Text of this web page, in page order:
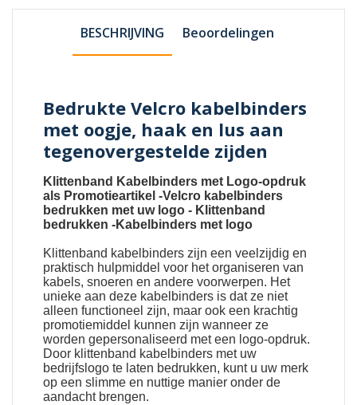
BESCHRIJVING Beoordelingen
Bedrukte Velcro kabelbinders
met oogje, haak en lus aan
tegenovergestelde zijden
Klittenband Kabelbinders met Logo-opdruk
als Promotieartikel -Velcro kabelbinders
bedrukken met uw logo - Klittenband
bedrukken -Kabelbinders met logo
Klittenband kabelbinders zijn een veelzijdig en
praktisch hulpmiddel voor het organiseren van
kabels, snoeren en andere voorwerpen. Het
unieke aan deze kabelbinders is dat ze niet
alleen functioneel zijn, maar ook een krachtig
promotiemiddel kunnen zijn wanneer ze
worden gepersonaliseerd met een logo-opdruk.
Door klittenband kabelbinders met uw
bedrijfslogo te laten bedrukken, kunt u uw merk
op een slimme en nuttige manier onder de
aandacht brengen.